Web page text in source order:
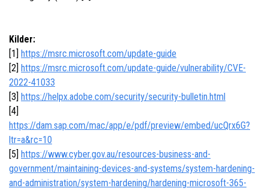
Kilder:
[1] https://msrc.microsoft.com/update-guide
[2] https://msrc.microsoft.com/update-guide/vulnerability/CVE-
2022-41033
[3] https://helpx.adobe.com/security/security-bulletin.html
[4]
https://dam.sap.com/mac/app/e/pdf/preview/embed/ucQrx6G?
ltr=a&rc=10
[5] https://www.cyber.gov.au/resources-business-and-
government/maintaining-devices-and-systems/system-hardening-
and-administration/system-hardening/hardening-microsoft-365-